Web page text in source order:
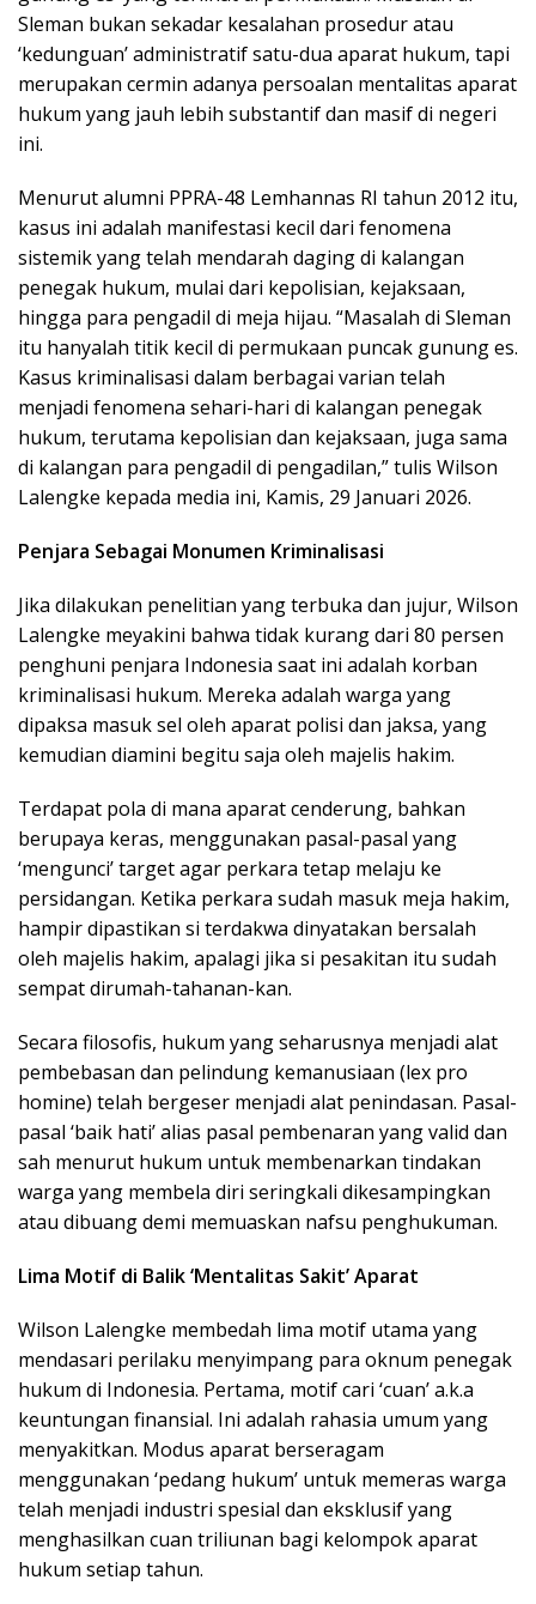
Sleman bukan sekadar kesalahan prosedur atau
‘kedunguan’ administratif satu-dua aparat hukum, tapi
merupakan cermin adanya persoalan mentalitas aparat
hukum yang jauh lebih substantif dan masif di negeri
ini.
Menurut alumni PPRA-48 Lemhannas RI tahun 2012 itu,
kasus ini adalah manifestasi kecil dari fenomena
sistemik yang telah mendarah daging di kalangan
penegak hukum, mulai dari kepolisian, kejaksaan,
hingga para pengadil di meja hijau. “Masalah di Sleman
itu hanyalah titik kecil di permukaan puncak gunung es.
Kasus kriminalisasi dalam berbagai varian telah
menjadi fenomena sehari-hari di kalangan penegak
hukum, terutama kepolisian dan kejaksaan, juga sama
di kalangan para pengadil di pengadilan,” tulis Wilson
Lalengke kepada media ini, Kamis, 29 Januari 2026.
Penjara Sebagai Monumen Kriminalisasi
Jika dilakukan penelitian yang terbuka dan jujur, Wilson
Lalengke meyakini bahwa tidak kurang dari 80 persen
penghuni penjara Indonesia saat ini adalah korban
kriminalisasi hukum. Mereka adalah warga yang
dipaksa masuk sel oleh aparat polisi dan jaksa, yang
kemudian diamini begitu saja oleh majelis hakim.
Terdapat pola di mana aparat cenderung, bahkan
berupaya keras, menggunakan pasal-pasal yang
‘mengunci’ target agar perkara tetap melaju ke
persidangan. Ketika perkara sudah masuk meja hakim,
hampir dipastikan si terdakwa dinyatakan bersalah
oleh majelis hakim, apalagi jika si pesakitan itu sudah
sempat dirumah-tahanan-kan.
Secara filosofis, hukum yang seharusnya menjadi alat
pembebasan dan pelindung kemanusiaan (lex pro
homine) telah bergeser menjadi alat penindasan. Pasal-
pasal ‘baik hati’ alias pasal pembenaran yang valid dan
sah menurut hukum untuk membenarkan tindakan
warga yang membela diri seringkali dikesampingkan
atau dibuang demi memuaskan nafsu penghukuman.
Lima Motif di Balik ‘Mentalitas Sakit’ Aparat
Wilson Lalengke membedah lima motif utama yang
mendasari perilaku menyimpang para oknum penegak
hukum di Indonesia. Pertama, motif cari ‘cuan’ a.k.a
keuntungan finansial. Ini adalah rahasia umum yang
menyakitkan. Modus aparat berseragam
menggunakan ‘pedang hukum’ untuk memeras warga
telah menjadi industri spesial dan eksklusif yang
menghasilkan cuan triliunan bagi kelompok aparat
hukum setiap tahun.